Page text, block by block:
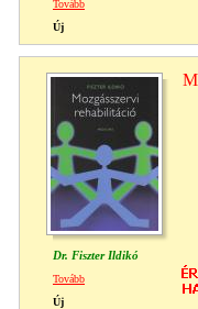
Tovább
Új
Dr. Fiszter Ildikó
Tovább
Új